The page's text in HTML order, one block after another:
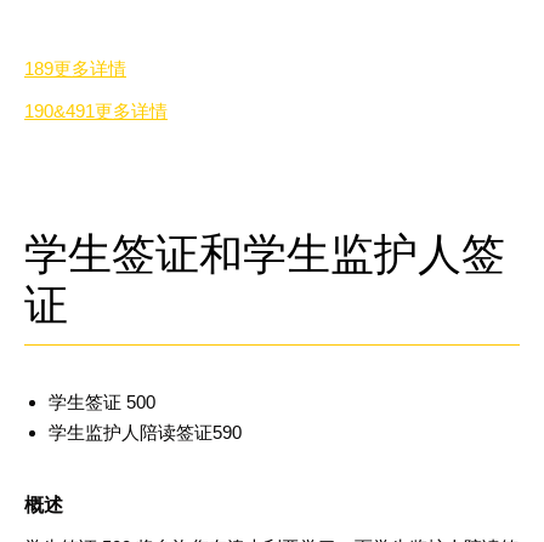
189更多详情
190&491更多详情
学生签证和学生监护人签
证
学生签证 500
学生监护人陪读签证590
概述